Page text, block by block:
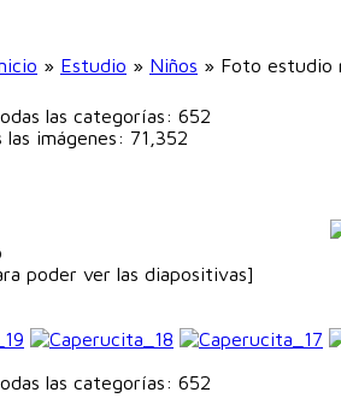
» Estudio » Niños » Foto estudio
las categorías: 652
imágenes: 71,352
poder ver las diapositivas]
las categorías: 652